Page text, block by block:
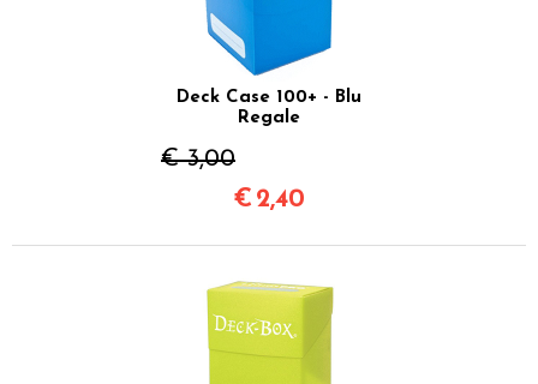
Deck Case 100+ - Blu
Regale
€ 3,00
€ 2,40